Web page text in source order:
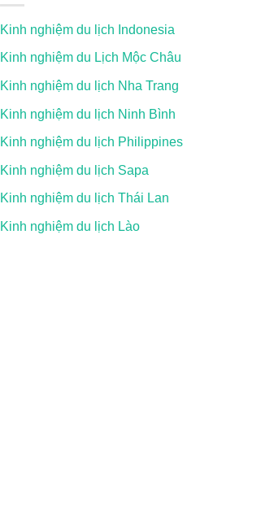
Kinh nghiệm du lịch Indonesia
Kinh nghiệm du Lịch Mộc Châu
Kinh nghiệm du lịch Nha Trang
Kinh nghiệm du lịch Ninh Bình
Kinh nghiệm du lịch Philippines
Kinh nghiệm du lịch Sapa
Kinh nghiệm du lịch Thái Lan
Kinh nghiệm du lịch Lào